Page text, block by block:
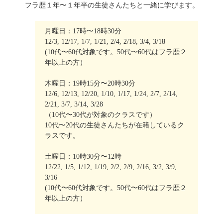
フラ歴１年〜１年半の生徒さんたちと一緒に学びます。
月曜日：17時〜18時30分
12/3, 12/17, 1/7, 1/21, 2/4, 2/18, 3/4, 3/18
(10代〜60代対象です。50代〜60代はフラ歴２
年以上の方）
木曜日：19時15分〜20時30分
12/6, 12/13, 12/20, 1/10, 1/17, 1/24, 2/7, 2/14,
2/21, 3/7, 3/14, 3/28
（10代〜30代が対象のクラスです）
10代〜20代の生徒さんたちが在籍しているク
ラスです。
土曜日：10時30分〜12時
12/22, 1/5, 1/12, 1/19, 2/2, 2/9, 2/16, 3/2, 3/9,
3/16
(10代〜60代対象です。50代〜60代はフラ歴２
年以上の方）